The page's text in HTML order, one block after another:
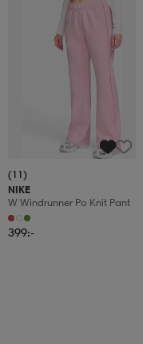
(11)
NIKE
W Windrunner Po Knit Pant
399:-